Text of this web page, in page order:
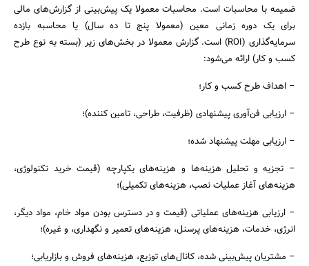
ضمیمه با محاسبات است. محاسبات معمولا یک پیش‌بینی از گزارش‌های مالی
برای یک دوره زمانی معین (معمولا پنج تا ده سال) یا محاسبه بازده
سرمایه‌گذاری (ROI) است. گزارش معمولا در بخش‌های زیر (بسته به نوع طرح
کسب و کار) ارائه می‌شود:
– اهداف طرح کسب و کار؛
– ارزیابی فن‌آوری پیشنهادی (ظرفیت، طراحی، تامین کننده)؛
– ارزیابی مهلت پیشنهاد شده؛
– تجزیه و تحلیل هزینه‌ها و هزینه‌های یکپارچه (قیمت خرید تکنولوژی،
هزینه‌های آغاز عملیات نصب، هزینه‌های تکمیلی)؛
– ارزیابی هزینه‌های عملیاتی (قیمت و در دسترس بودن مواد خام، مواد دیگر،
انرژی، خدمات، هزینه‌های پرسنل، هزینه‌های تعمیر و نگهداری، و غیره)؛
– مشتریان پیش‌بینی شده، کانال‌های توزیع، هزینه‌های فروش و بازاریابی؛